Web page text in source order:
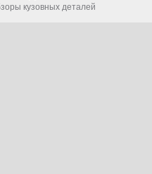
кузовных деталей